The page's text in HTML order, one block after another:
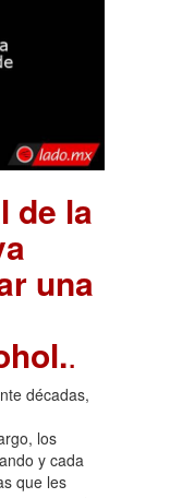
de la
una
.
décadas,
los
y cada
que les